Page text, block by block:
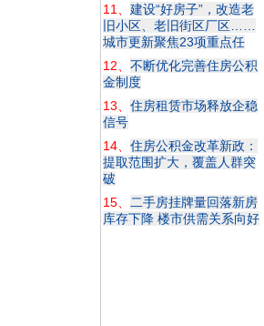
11、 建设“好房子”，改造老
旧小区、老旧街区厂区……
城市更新聚焦23项重点任
12、 不断优化完善住房公积
金制度
13、 住房租赁市场释放企稳
信号
14、 住房公积金改革新政：
提取范围扩大，覆盖人群突
破
15、
二手房挂牌量回落新房
库存下降 楼市供需关系向好